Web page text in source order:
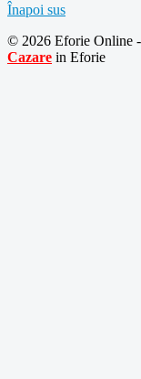
Înapoi sus
© 2026 Eforie Online -
Cazare in Eforie